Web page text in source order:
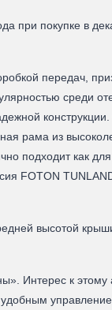
при покупке в
передач,
среди
рама из
подходит как
FOTON
высотой
Интерес к